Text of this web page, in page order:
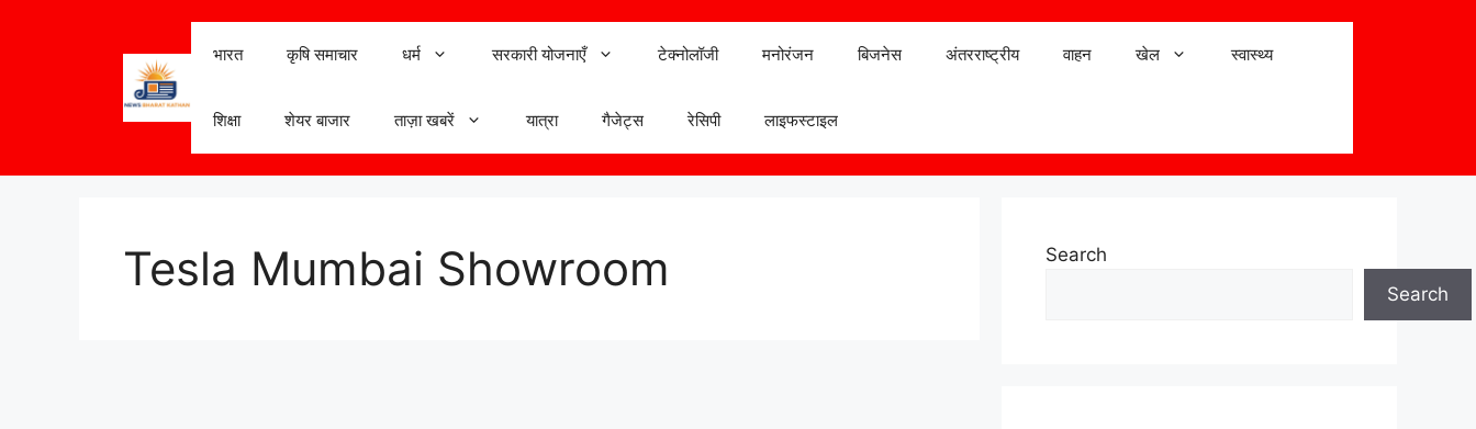
भारत कृषि समाचार धर्म सरकारी योजनाएँ टेक्नोलॉजी मनोरंजन बिजनेस अंतरराष्ट्रीय वाहन खेल स्वास्थ्य
शिक्षा शेयर बाजार ताज़ा खबरें यात्रा गैजेट्स रेसिपी लाइफस्टाइल
Tesla Mumbai Showroom
Search
Search